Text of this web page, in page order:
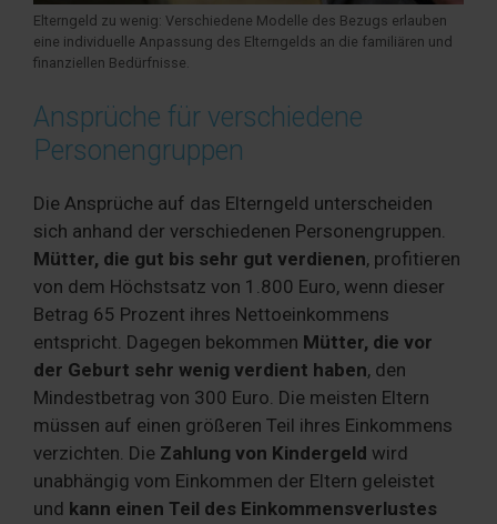
Elterngeld zu wenig: Verschiedene Modelle des Bezugs erlauben
eine individuelle Anpassung des Elterngelds an die familiären und
finanziellen Bedürfnisse.
Ansprüche für verschiedene
Personengruppen
Die Ansprüche auf das Elterngeld unterscheiden
sich anhand der verschiedenen Personengruppen.
Mütter, die gut bis sehr gut verdienen, profitieren
von dem Höchstsatz von 1.800 Euro, wenn dieser
Betrag 65 Prozent ihres Nettoeinkommens
entspricht. Dagegen bekommen Mütter, die vor
der Geburt sehr wenig verdient haben, den
Mindestbetrag von 300 Euro. Die meisten Eltern
müssen auf einen größeren Teil ihres Einkommens
verzichten. Die Zahlung von Kindergeld wird
unabhängig vom Einkommen der Eltern geleistet
und kann einen Teil des Einkommensverlustes